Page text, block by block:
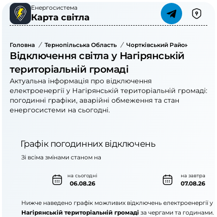
Енергосистема
Карта світла
Головна / Тернопільська Область / Чортківський Район
Відключення світла у Нагірянській
територіальній громаді
Актуальна інформація про відключення
електроенергії у Нагірянській територіальній громаді:
погодинні графіки, аварійні обмеження та стан
енергосистеми на сьогодні.
Графік погодинних відключень
на сьогодні
06.08.26
на завтра
07.08.26
Зі всіма змінами станом на
Нижче наведено графік можливих відключень електроенергії у
Нагірянській територіальній громаді за чергами та годинами.